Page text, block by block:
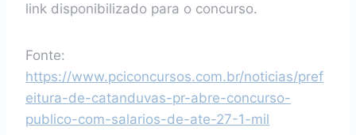
link disponibilizado para o concurso.
Fonte:
https://www.pciconcursos.com.br/noticias/pref
eitura-de-catanduvas-pr-abre-concurso-
publico-com-salarios-de-ate-27-1-mil